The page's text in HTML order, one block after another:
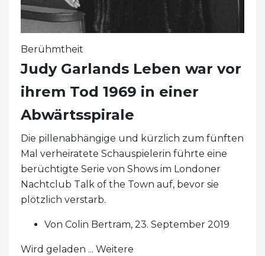
Berühmtheit
Judy Garlands Leben war vor
ihrem Tod 1969 in einer
Abwärtsspirale
Die pillenabhängige und kürzlich zum fünften
Mal verheiratete Schauspielerin führte eine
berüchtigte Serie von Shows im Londoner
Nachtclub Talk of the Town auf, bevor sie
plötzlich verstarb.
Von Colin Bertram, 23. September 2019
Wird geladen ... Weitere